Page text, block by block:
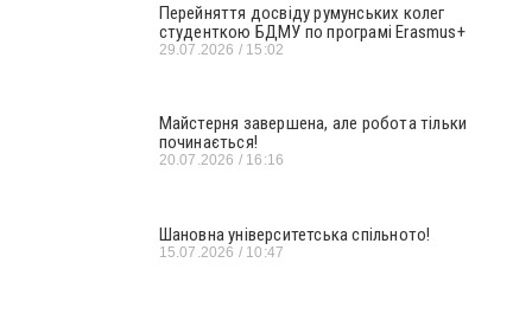
Перейняття досвіду румунських колег
студенткою БДМУ по програмі Erasmus+
29.07.2026 15:02
Майстерня завершена, але робота тільки
починається!
20.07.2026 16:16
Шановна університетська спільното!
15.07.2026 10:47